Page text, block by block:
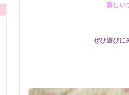
新しい
ぜひ遊びに